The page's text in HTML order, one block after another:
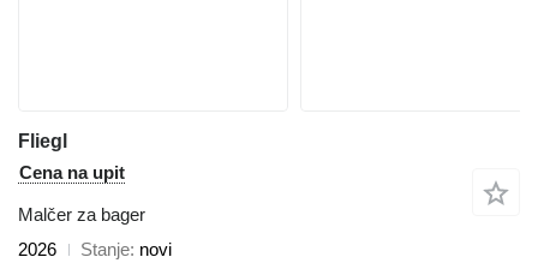
Fliegl
Cena na upit
Malčer za bager
2026
Stanje novi